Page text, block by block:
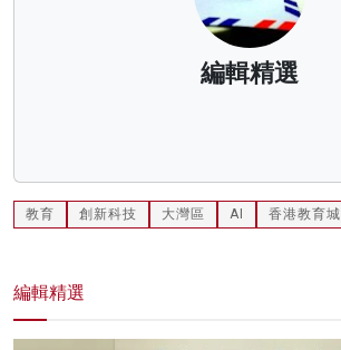
編輯精選
教育 創新科技 大灣區 AI 香港教育城
編輯精選